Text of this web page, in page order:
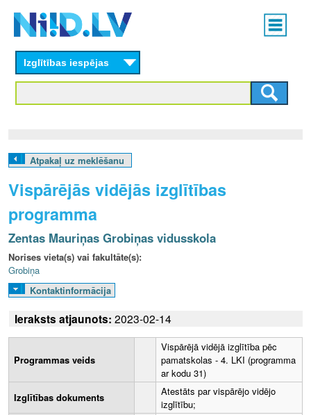
content
Main
menu
L
V
Izglītības iespējas
Atpakaļ uz meklēšanu
Vispārējās vidējās izglītības
programma
Zentas Mauriņas Grobiņas vidusskola
Norises vieta(s) vai fakultāte(s):
Grobiņa
Kontaktinformācija
Ieraksts atjaunots: 2023-02-14
Programmas veids
Vispārējā vidējā izglītība pēc
pamatskolas - 4. LKI (programma
ar kodu 31)
Izglītības dokuments
Atestāts par vispārējo vidējo
izglītību;